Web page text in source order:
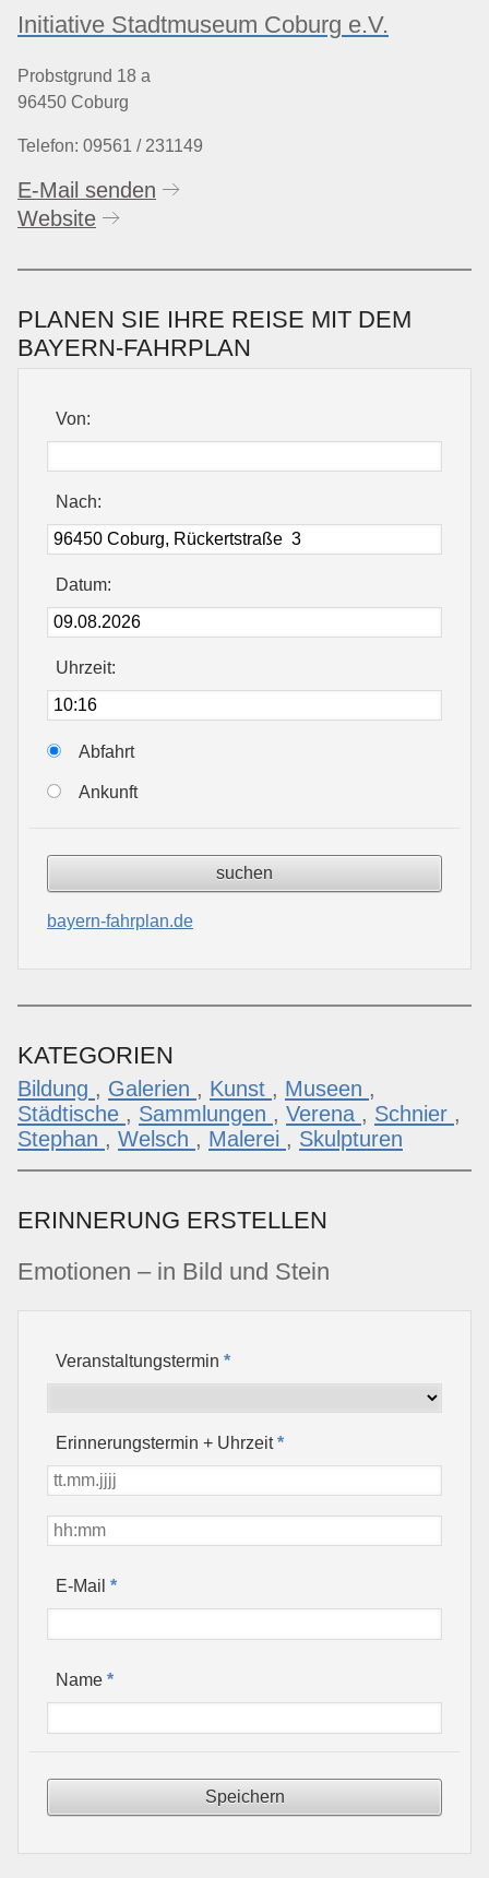
Initiative Stadtmuseum Coburg e.V.
Probstgrund 18 a
96450 Coburg
Telefon: 09561 / 231149
E-Mail senden
Website
PLANEN SIE IHRE REISE MIT DEM
BAYERN-FAHRPLAN
Von:
Nach:
Datum:
Uhrzeit:
Abfahrt
Ankunft
bayern-fahrplan.de
KATEGORIEN
Bildung , Galerien , Kunst , Museen ,
Städtische , Sammlungen , Verena , Schnier ,
Stephan , Welsch , Malerei , Skulpturen
ERINNERUNG ERSTELLEN
Emotionen – in Bild und Stein
Veranstaltungstermin*
Erinnerungstermin + Uhrzeit*
E-Mail*
Name*